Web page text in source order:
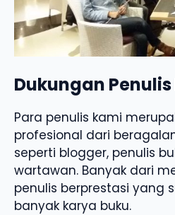
Dukungan
Para penulis kami
profesional dari
seperti blogger, penulis
wartawan. Banyak dari
penulis berprestasi yang
banyak karya buku.